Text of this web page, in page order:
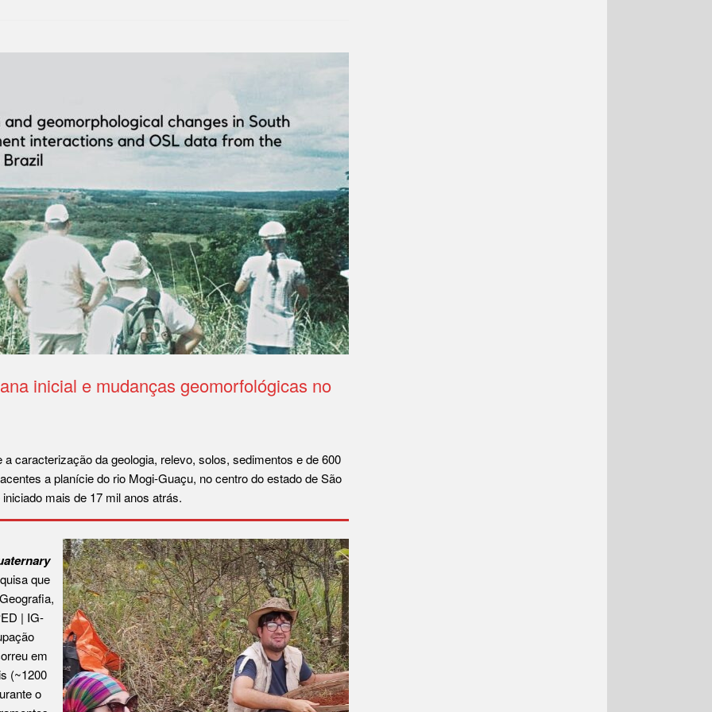
inicial e mudanças geomorfológicas no
caracterização da geologia, relevo, solos, sedimentos e de 600
a planície do rio Mogi-Guaçu, no centro do estado de São
mais de 17 mil anos atrás.
que
| IG-
em
(~1200
o